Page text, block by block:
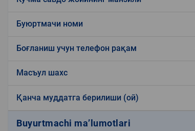
Буюртмачи номи
Боғланиш учун телефон рақам
Масъул шахс
Қанча муддатга берилиши (ой)
Buyurtmachi ma’lumotlari